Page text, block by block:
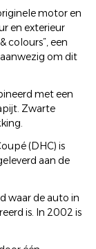
motor en
en exterieur
colours”, een
om dit
met een
Zwarte
(DHC) is
aan de
waar de auto in
is. In 2002 is